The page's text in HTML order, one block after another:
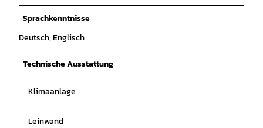
Sprachkenntnisse
Deutsch, Englisch
Technische Ausstattung
Klimaanlage
Leinwand